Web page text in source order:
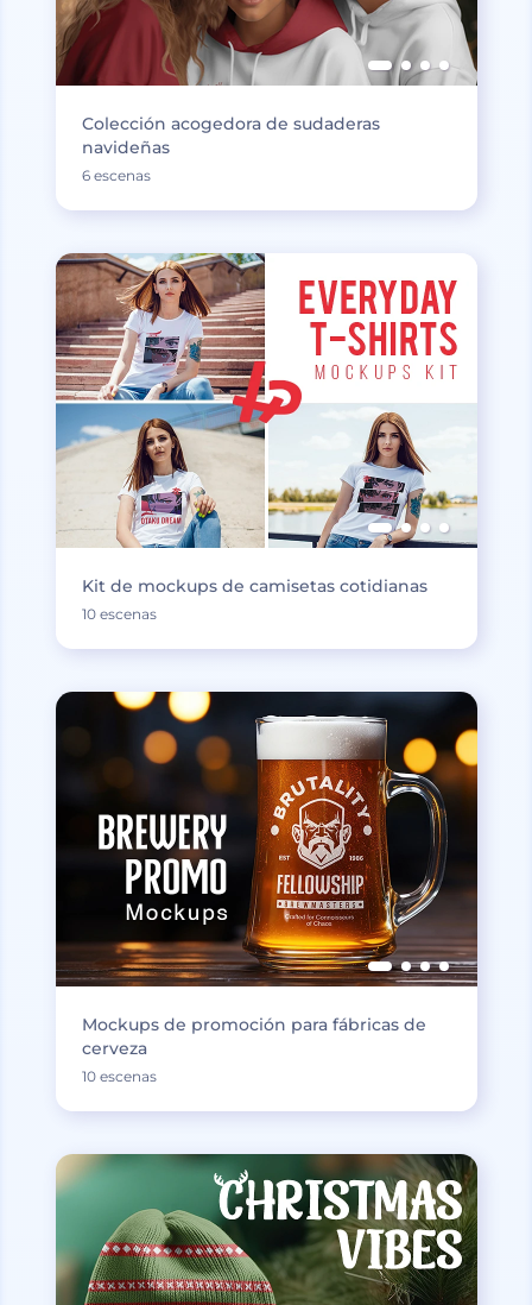
Colección acogedora de sudaderas
navideñas
6 escenas
Kit de mockups de camisetas cotidianas
10 escenas
Mockups de promoción para fábricas de
cerveza
10 escenas